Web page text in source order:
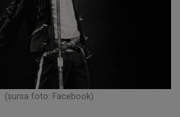
(sursa foto: Facebook)